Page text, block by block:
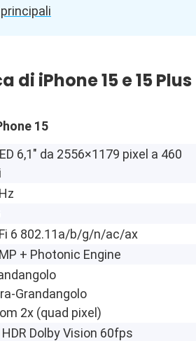
di iPhone 15 e 15 Plus
15
6,1″ da 2556×1179 pixel a 460
6 802.11a/b/g/n/ac/ax
+ Photonic Engine
Grandangolo
2x (quad pixel)
HDR Dolby Vision 60fps